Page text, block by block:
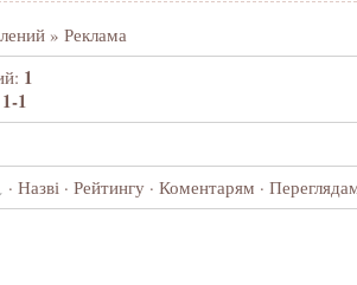
» Реклама
: 1
1-1
· Назві · Рейтингу · Коментарям ·